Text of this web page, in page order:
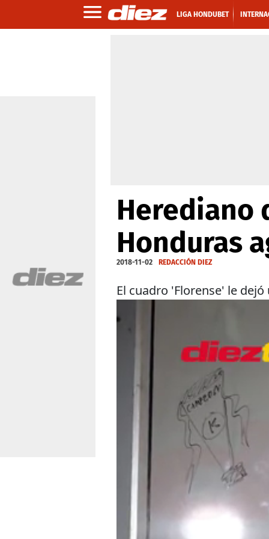
LIGA HONDUBET
Herediano
Honduras
2018-11-02 REDACCIÓN DIEZ
El cuadro 'Florense' le